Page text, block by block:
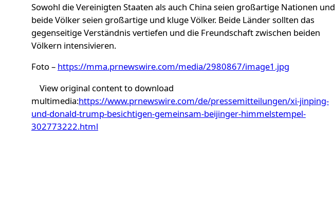
Sowohl die Vereinigten Staaten als auch China seien großartige Nationen und
beide Völker seien großartige und kluge Völker. Beide Länder sollten das
gegenseitige Verständnis vertiefen und die Freundschaft zwischen beiden
Völkern intensivieren.
Foto – https://mma.prnewswire.com/media/2980867/image1.jpg
View original content to download
multimedia:https://www.prnewswire.com/de/pressemitteilungen/xi-jinping-
und-donald-trump-besichtigen-gemeinsam-beijinger-himmelstempel-
302773222.html